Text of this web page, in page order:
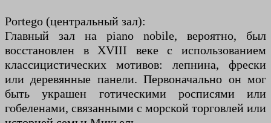
Portego (центральный зал):
Главный зал на piano nobile, вероятно, был
восстановлен в XVIII веке с использованием
классицистических мотивов: лепнина, фрески
или деревянные панели. Первоначально он мог
быть украшен готическими росписями или
гобеленами, связанными с морской торговлей или